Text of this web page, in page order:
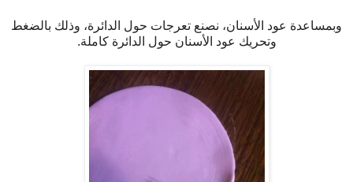
وبمساعدة عود الأسنان، نصنع تعرجات حول الدائرة، وذلك بالضغط
وتحريك عود الأسنان حول الدائرة كاملة.